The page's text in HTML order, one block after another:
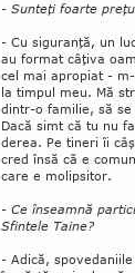
- Sunteţi foarte
- Cu siguranţă, un
au format câţiva
cel mai apropiat -
la timpul meu. Mă
dintr-o familie, să se
Dacă simt că tu nu
derea. Pe tineri îi
cred însă că e
care e molipsitor.
- Ce înseamnă
Sfin­tele Taine?
- Adică,